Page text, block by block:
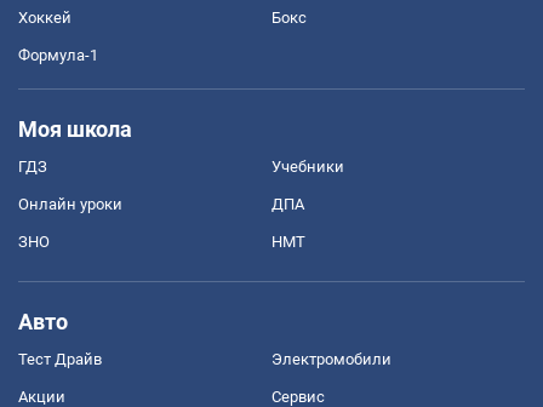
Хоккей Бокс
Формула-1
Моя школа
ГДЗ Учебники
Онлайн уроки ДПА
ЗНО НМТ
Авто
Тест Драйв Электромобили
Акции Сервис